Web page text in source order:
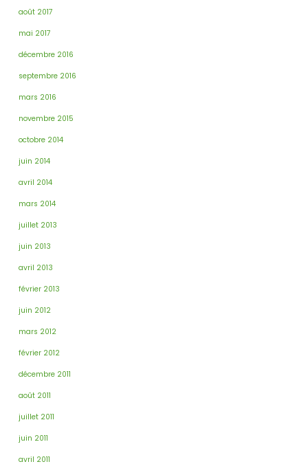
août 2017
mai 2017
décembre 2016
septembre 2016
mars 2016
novembre 2015
octobre 2014
juin 2014
avril 2014
mars 2014
juillet 2013
juin 2013
avril 2013
février 2013
juin 2012
mars 2012
février 2012
décembre 2011
août 2011
juillet 2011
juin 2011
avril 2011